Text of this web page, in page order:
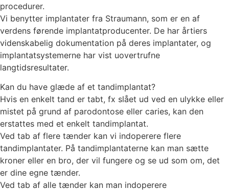
procedurer.
Vi benytter implantater fra Straumann, som er en af
verdens førende implantatproducenter. De har årtiers
videnskabelig dokumentation på deres implantater, og
implantatsystemerne har vist uovertrufne
langtidsresultater.
Kan du have glæde af et tandimplantat?
Hvis en enkelt tand er tabt, fx slået ud ved en ulykke eller
mistet på grund af parodontose eller caries, kan den
erstattes med et enkelt tandimplantat.
Ved tab af flere tænder kan vi indoperere flere
tandimplantater. På tandimplantaterne kan man sætte
kroner eller en bro, der vil fungere og se ud som om, det
er dine egne tænder.
Ved tab af alle tænder kan man indoperere